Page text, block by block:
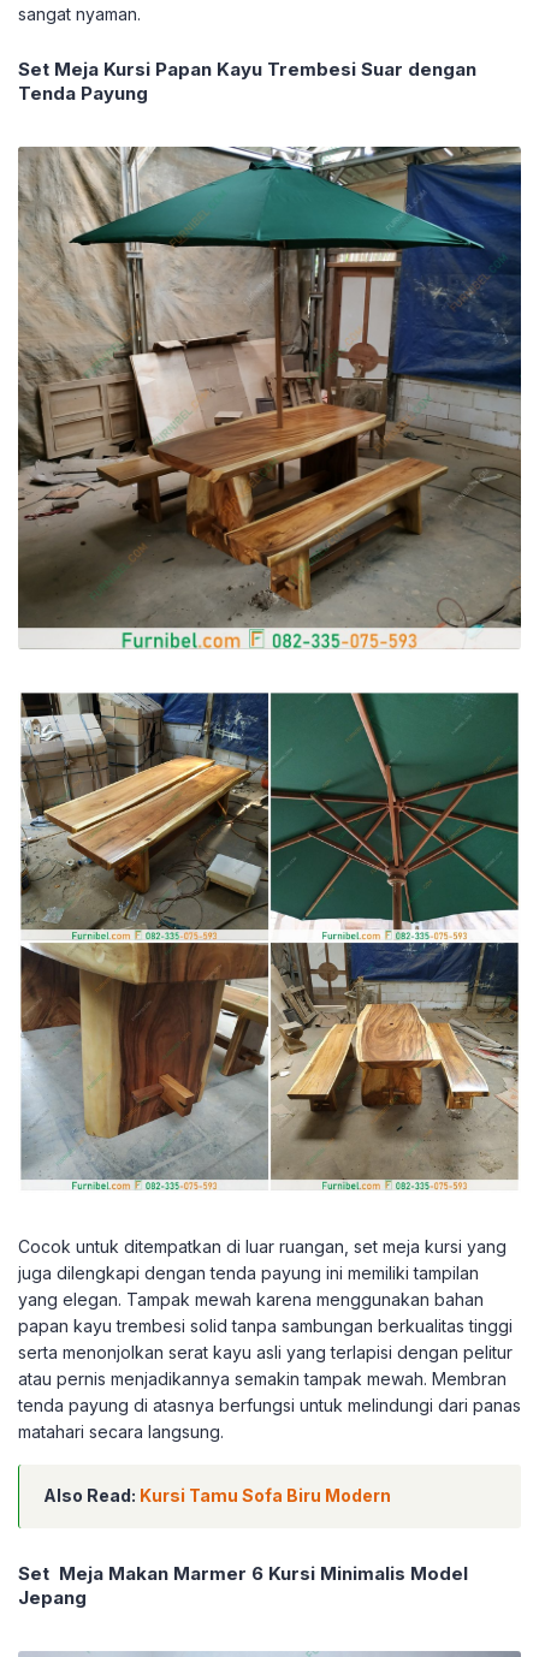
sangat nyaman.
Set Meja Kursi Papan Kayu Trembesi Suar dengan
Tenda Payung
Cocok untuk ditempatkan di luar ruangan, set meja kursi yang
juga dilengkapi dengan tenda payung ini memiliki tampilan
yang elegan. Tampak mewah karena menggunakan bahan
papan kayu trembesi solid tanpa sambungan berkualitas tinggi
serta menonjolkan serat kayu asli yang terlapisi dengan pelitur
atau pernis menjadikannya semakin tampak mewah. Membran
tenda payung di atasnya berfungsi untuk melindungi dari panas
matahari secara langsung.
Also Read: Kursi Tamu Sofa Biru Modern
Set Meja Makan Marmer 6 Kursi Minimalis Model
Jepang